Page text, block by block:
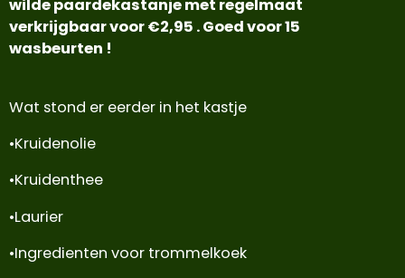
wilde paardekastanje met regelmaat
verkrijgbaar voor €2,95 . Goed voor 15
wasbeurten !
Wat stond er eerder in het kastje
•Kruidenolie
•Kruidenthee
•Laurier
•Ingredienten voor trommelkoek